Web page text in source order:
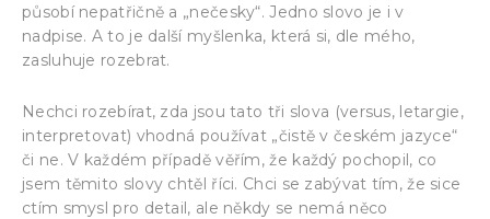
působí nepatřičně a „nečesky“. Jedno slovo je i v
nadpise. A to je další myšlenka, která si, dle mého,
zasluhuje rozebrat.
Nechci rozebírat, zda jsou tato tři slova (versus, letargie,
interpretovat) vhodná používat „čistě v českém jazyce“
či ne. V každém případě věřím, že každý pochopil, co
jsem těmito slovy chtěl říci. Chci se zabývat tím, že sice
ctím smysl pro detail, ale někdy se nemá něco